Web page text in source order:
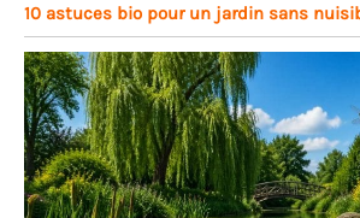
10 astuces bio pour un jardin sans